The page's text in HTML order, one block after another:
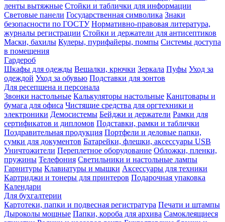
ленты вытяжные Стойки и таблички для информации
Световые панели Государственная символика Знаки
безопасности по ГОСТУ Нормативно-правовая литература,
журналы регистрации Стойки и держатели для антисептиков
Маски, бахилы Кулеры, пурифайеры, помпы Системы доступа
в помещения
Гардероб
Шкафы для одежды Вешалки, крючки Зеркала Пуфы Уход за
одеждой Уход за обувью Подставки для зонтов
Для ресепшена и персонала
Звонки настольные Калькуляторы настольные Канцтовары и
бумага для офиса Чистящие средства для оргтехники и
электроники Демосистемы Бейджи и держатели Рамки для
сертификатов и дипломов Подставки, рамки и таблички
Поздравительная продукция Портфели и деловые папки,
сумки для документов Батарейки, флешки, аксессуары USB
Уничтожители Переплетное оборудование Обложки, пленки,
пружины Телефония Светильники и настольные лампы
Гарнитуры Клавиатуры и мышки Аксессуары для техники
Картриджи и тонеры для принтеров Подарочная упаковка
Календари
Для бухгалтерии
Картотеки, папки и подвесная регистратура Печати и штампы
Дыроколы мощные Папки, короба для архива Самоклеящиеся